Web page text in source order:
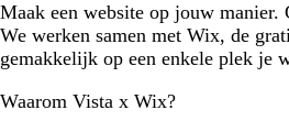
Maak een website op jouw manier.
We werken samen met Wix, de
gemakkelijk op een enkele plek je
Waarom Vista x Wix?